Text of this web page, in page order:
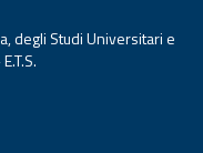
degli Studi Universitari e